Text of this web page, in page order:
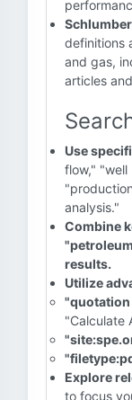
definitions
and gas,
articles
Use
flow," "well
analysis."
Combine
results.
Utilize
"quotation
"Calculate
Explore
to focus